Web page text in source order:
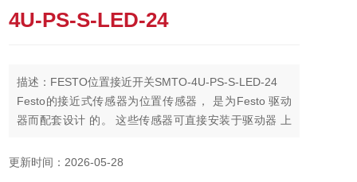
4U-PS-S-LED-24
描述：FESTO位置接近开关SMTO-4U-PS-S-LED-24
Festo的接近式传感器为位置传感器， 是为Festo 驱动
器而配套设计 的。 这些传感器可直接安装于驱动器 上
塞上加上永磁 体，才能使接近式传感器工作。
更新时间：2026-05-28